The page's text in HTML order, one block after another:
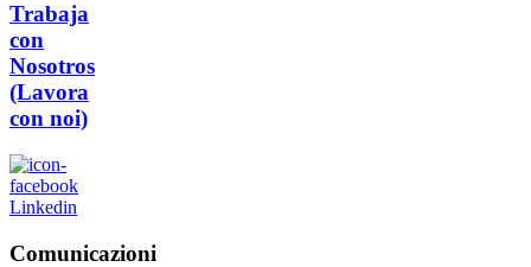
Trabaja
con
Nosotros
(Lavora
con noi)
Linkedin
Comunicazioni